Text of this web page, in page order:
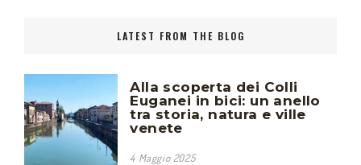
LATEST FROM THE BLOG
Alla scoperta dei Colli
Euganei in bici: un anello
tra storia, natura e ville
venete
4 Maggio 2025